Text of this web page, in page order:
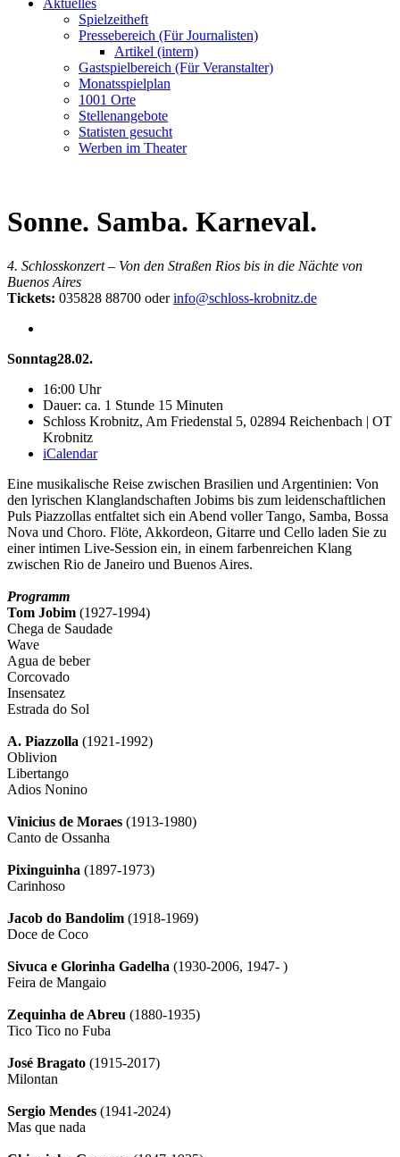
Aktuelles
Spielzeitheft
Pressebereich (Für Journalisten)
Artikel (intern)
Gastspielbereich (Für Veranstalter)
Monatsspielplan
1001 Orte
Stellenangebote
Statisten gesucht
Werben im Theater
Sonne. Samba. Karneval.
4. Schlosskonzert – Von den Straßen Rios bis in die Nächte von
Buenos Aires
Tickets: 035828 88700 oderinfo@schloss-krobnitz.de
Sonntag28.02.
16:00 Uhr
Dauer: ca. 1 Stunde 15 Minuten
Schloss Krobnitz, Am Friedenstal 5, 02894 Reichenbach | OT
Krobnitz
iCalendar
Eine musikalische Reise zwischen Brasilien und Argentinien: Von
den lyrischen Klanglandschaften Jobims bis zum leidenschaftlichen
Puls Piazzollas entfaltet sich ein Abend voller Tango, Samba, Bossa
Nova und Choro. Flöte, Akkordeon, Gitarre und Cello laden Sie zu
einer intimen Live-Session ein, in einem farbenreichen Klang
zwischen Rio de Janeiro und Buenos Aires.
Programm
Tom Jobim (1927-1994)
Chega de Saudade
Wave
Agua de beber
Corcovado
Insensatez
Estrada do Sol
A. Piazzolla (1921-1992)
Oblivion
Libertango
Adios Nonino
Vinicius de Moraes (1913-1980)
Canto de Ossanha
Pixinguinha (1897-1973)
Carinhoso
Jacob do Bandolim (1918-1969)
Doce de Coco
Sivuca e Glorinha Gadelha (1930-2006, 1947- )
Feira de Mangaio
Zequinha de Abreu (1880-1935)
Tico Tico no Fuba
José Bragato (1915-2017)
Milontan
Sergio Mendes (1941-2024)
Mas que nada